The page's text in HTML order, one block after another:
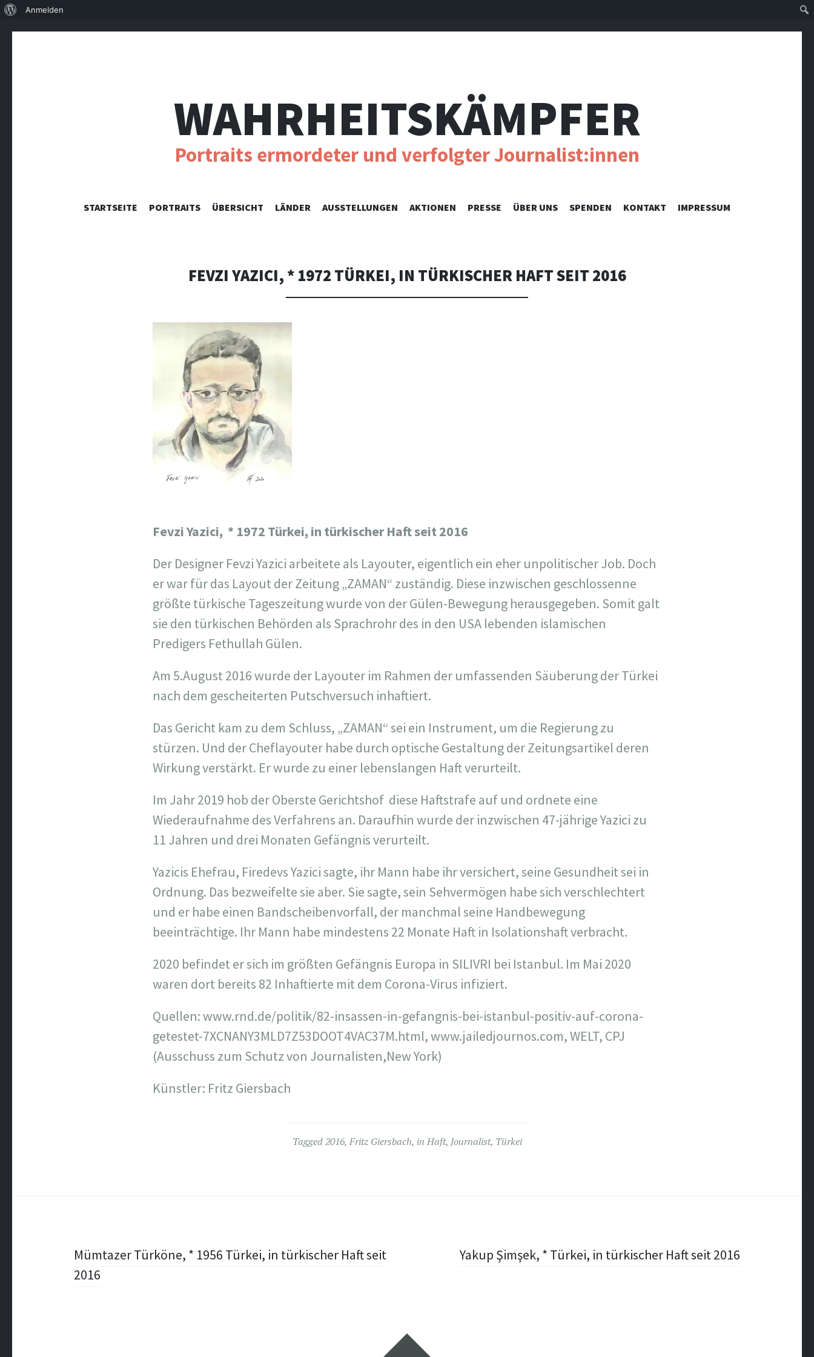
WAHRHEITSKÄMPFER
Portraits ermordeter und verfolgter Journalist:innen
SKIP
STARTSEITE PORTRAITS ÜBERSICHT LÄNDER AUSSTELLUNGEN AKTIONEN PRESSE ÜBER UNS SPENDEN KONTAKT IMPRESSUM
FEVZI YAZICI, * 1972 TÜRKEI, IN TÜRKISCHER HAFT SEIT 2016
Fevzi Yazici, * 1972 Türkei, in türkischer Haft seit 2016
Der Designer Fevzi Yazici arbeitete als Layouter, eigentlich ein eher unpolitischer Job. Doch
er war für das Layout der Zeitung „ZAMAN“ zuständig. Diese inzwischen geschlossenne
größte türkische Tageszeitung wurde von der Gülen-Bewegung herausgegeben. Somit galt
sie den türkischen Behörden als Sprachrohr des in den USA lebenden islamischen
Predigers Fethullah Gülen.
Am 5.August 2016 wurde der Layouter im Rahmen der umfassenden Säuberung der Türkei
nach dem gescheiterten Putschversuch inhaftiert.
Das Gericht kam zu dem Schluss, „ZAMAN“ sei ein Instrument, um die Regierung zu
stürzen. Und der Cheflayouter habe durch optische Gestaltung der Zeitungsartikel deren
Wirkung verstärkt. Er wurde zu einer lebenslangen Haft verurteilt.
Im Jahr 2019 hob der Oberste Gerichtshof diese Haftstrafe auf und ordnete eine
Wiederaufnahme des Verfahrens an. Daraufhin wurde der inzwischen 47-jährige Yazici zu
11 Jahren und drei Monaten Gefängnis verurteilt.
Yazicis Ehefrau, Firedevs Yazici sagte, ihr Mann habe ihr versichert, seine Gesundheit sei in
Ordnung. Das bezweifelte sie aber. Sie sagte, sein Sehvermögen habe sich verschlechtert
und er habe einen Bandscheibenvorfall, der manchmal seine Handbewegung
beeinträchtige. Ihr Mann habe mindestens 22 Monate Haft in Isolationshaft verbracht.
2020 befindet er sich im größten Gefängnis Europa in SILIVRI bei Istanbul. Im Mai 2020
waren dort bereits 82 Inhaftierte mit dem Corona-Virus infiziert.
Quellen: www.rnd.de/politik/82-insassen-in-gefangnis-bei-istanbul-positiv-auf-corona-
getestet-7XCNANY3MLD7Z53DOOT4VAC37M.html, www.jailedjournos.com, WELT, CPJ
(Ausschuss zum Schutz von Journalisten,New York)
Künstler: Fritz Giersbach
Tagged2016, Fritz Giersbach, in Haft, Journalist, Türkei
Post
navigation
Mümtazer Türköne, * 1956 Türkei, in türkischer Haft seit
2016
Yakup Şimşek, * Türkei, in türkischer Haft seit 2016
Widgets
Über
Anmelden